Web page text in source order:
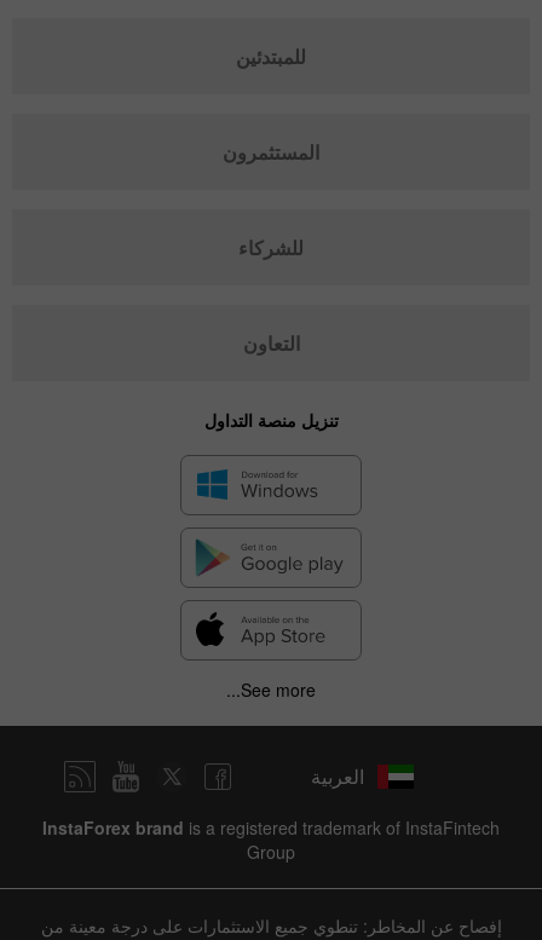
للمبتدئين
المستثمرون
للشركاء
التعاون
تنزيل منصة التداول
See more...
العربية
InstaForex brand is a registered trademark of InstaFintech
Group
إفصاح عن المخاطر: تنطوي جميع الاستثمارات على درجة معينة من